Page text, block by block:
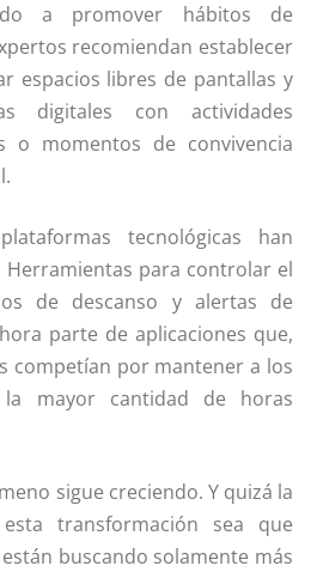
a promover hábitos de
recomiendan establecer
espacios libres de pantallas y
digitales con actividades
o momentos de convivencia
tecnológicas han
para controlar el
de descanso y alertas de
parte de aplicaciones que,
competían por mantener a los
la mayor cantidad de horas
sigue creciendo. Y quizá la
transformación sea que
buscando solamente más